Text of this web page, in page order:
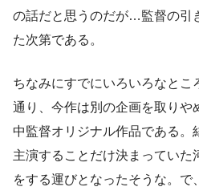
の話だと思うのだが…監督の引
た次第である。
ちなみにすでにいろいろなとこ
通り、今作は別の企画を取りや
中監督オリジナル作品である。
主演することだけ決まっていた
をする運びとなったそうな。